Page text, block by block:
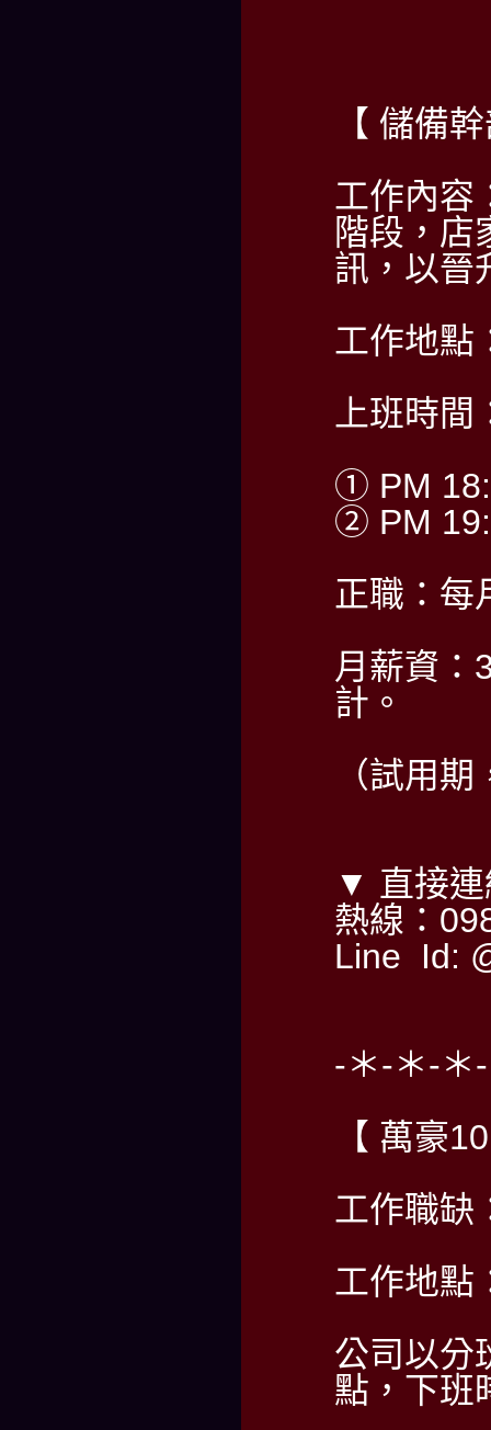
【 儲備
工作內容
階段，店
訊，以晉
工作地點
上班時間
① PM
② PM
正職：每
月薪資：
計。
（試用
▼ 直接連
熱線：
Line Id:
-＊-＊-＊
【 萬豪
工作職缺
工作地點
公司以分
點，下班